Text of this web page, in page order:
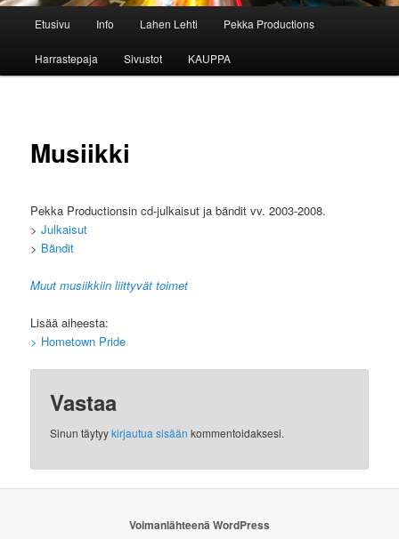
Etusivu Info Lahen Lehti Pekka Productions
Harrastepaja Sivustot KAUPPA
Musiikki
Pekka Productionsin cd-julkaisut ja bändit vv. 2003-2008.
>Julkaisut
> Bändit
Muut musiikkiin liittyvät toimet
Lisää aiheesta:
> Hometown Pride
Vastaa
Sinun täytyykirjautua sisään kommentoidaksesi.
Voimanlähteenä WordPress